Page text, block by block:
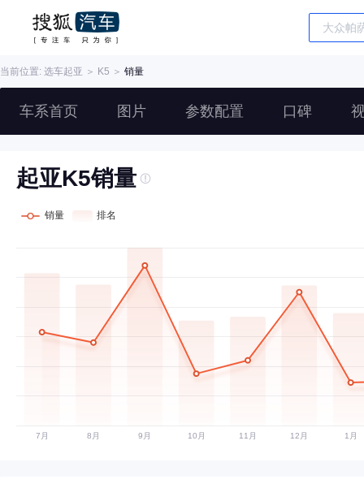
当前位置: 选车起亚 ＞ K5 ＞ 销量
车系首页 图片 参数配置 口碑
起亚K5销量